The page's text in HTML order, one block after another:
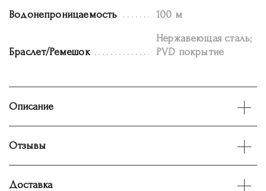
Водонепроницаемость 100 м
Браслет/Ремешок
Нержавеющая сталь;
PVD покрытие
Описание
Отзывы
Доставка